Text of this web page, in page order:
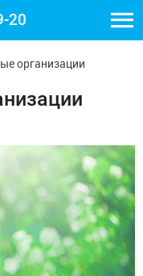
20
организации